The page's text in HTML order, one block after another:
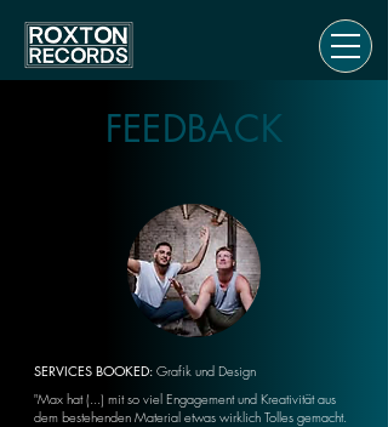
FEEDBACK
SERVICES BOOKED: Grafik und Design
"Max hat (...) mit so viel Engagement und Kreativität aus
dem bestehenden Material etwas wirklich Tolles gemacht.